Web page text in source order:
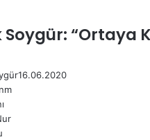
Soygür: “Ortaya
16.06.2020